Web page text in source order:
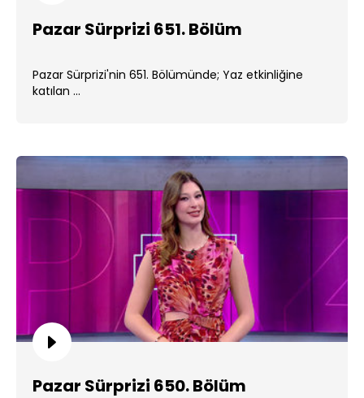
Pazar Sürprizi 651. Bölüm
Pazar Sürprizi'nin 651. Bölümünde; Yaz etkinliğine
katılan ...
Pazar Sürprizi 650. Bölüm